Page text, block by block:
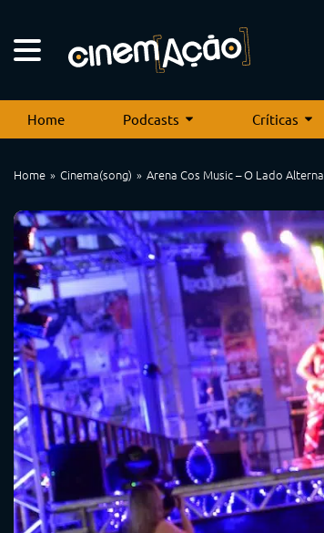
Home Podcasts Críticas
Home Cinema(song) Arena Cos Music – O Lado